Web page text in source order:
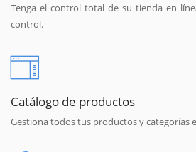
Tenga el control total de su tienda en
control.
Catálogo de productos
Gestiona todos tus productos y categorías